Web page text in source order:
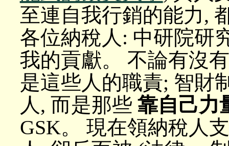
至連自我行銷的能力,
各位納稅人: 中研院研
我的貢獻。 不論有沒
是這些人的職責; 智財
人, 而是那些 靠自己力
GSK。 現在領納稅人